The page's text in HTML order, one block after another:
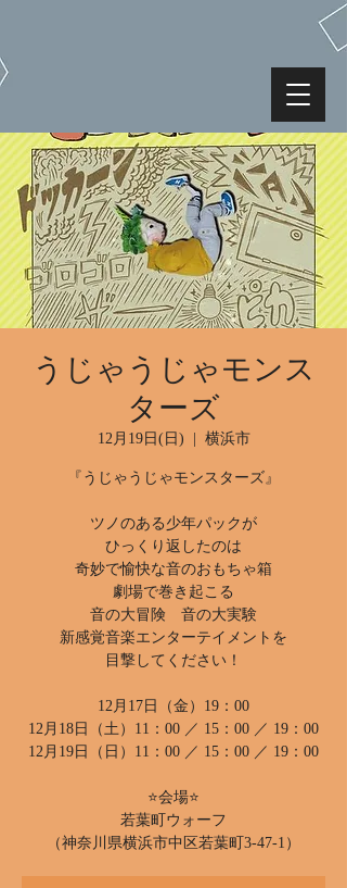
うじゃうじゃモンス
ターズ
12月19日(日) 横浜市
『うじゃうじゃモンスターズ』
ツノのある少年パックが
ひっくり返したのは
奇妙で愉快な音のおもちゃ箱
劇場で巻き起こる
音の大冒険 音の大実験
新感覚音楽エンターテイメントを
目撃してください！
12月17日（金）19：00
12月18日（土）11：00 ／ 15：00 ／ 19：00
12月19日（日）11：00 ／ 15：00 ／ 19：00
⭐会場⭐
若葉町ウォーフ
（神奈川県横浜市中区若葉町3-47-1）